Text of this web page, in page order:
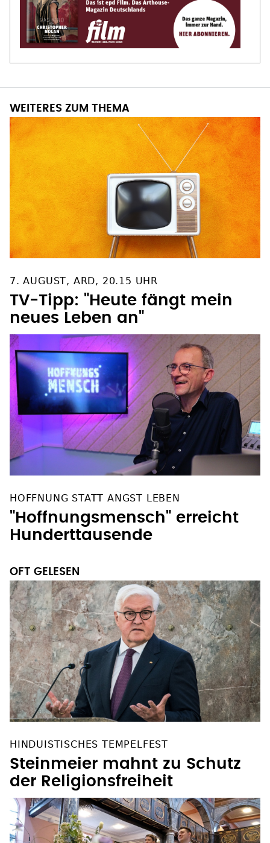
WEITERES ZUM THEMA
7. AUGUST, ARD, 20.15 UHR
TV-Tipp: "Heute fängt mein
neues Leben an"
HOFFNUNG STATT ANGST LEBEN
"Hoffnungsmensch" erreicht
Hunderttausende
OFT GELESEN
HINDUISTISCHES TEMPELFEST
Steinmeier mahnt zu Schutz
der Religionsfreiheit